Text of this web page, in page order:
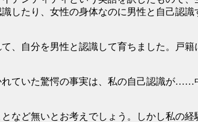
したり、女性の身体なのに男性と自己認
、自分を男性と認識して育ちました。戸
ていた驚愕の事実は、私の自己認識が
など無いとお考えでしょう。しかし私の